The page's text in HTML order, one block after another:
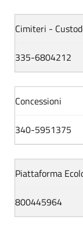
Cimiteri -
335-6804212
Concessioni
340-5951375
Piattaforma
800445964